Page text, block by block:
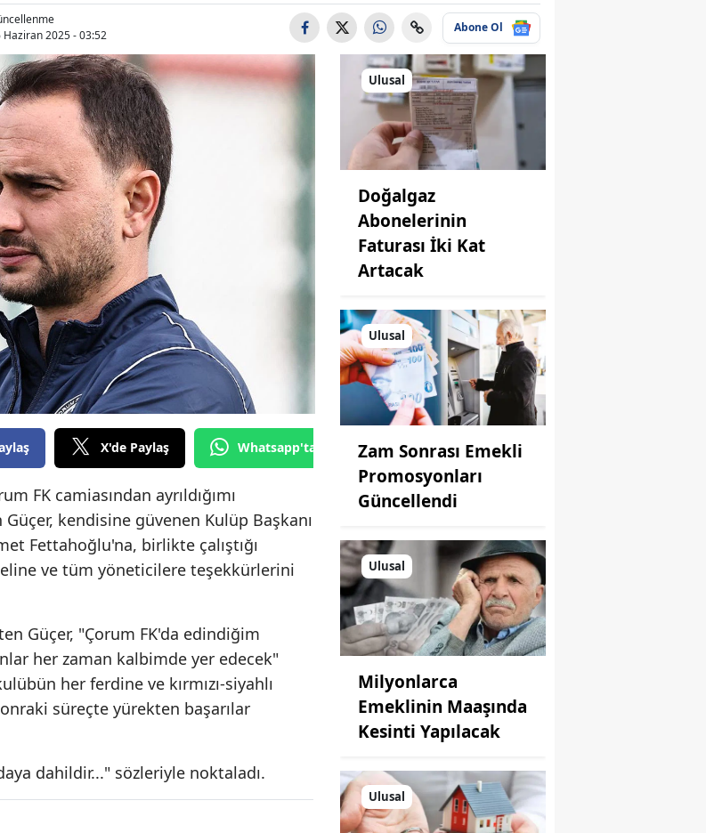
Bilecik
Bingöl
Çorum
Diyarbakır
Edirne
Elazığ
Erzincan
Erzurum
Gaziantep
Gümüşhane
Hatay
Haziran 2025 - 03:52
Abone Ol
X'de Paylaş Whatsapp'tan Gönder
FK camiasından ayrıldığımı
kendisine güvenen Kulüp Başkanı
Fettahoğlu'na, birlikte çalıştığı
ve tüm yöneticilere teşekkürlerini
Güçer, "Çorum FK'da edindiğim
her zaman kalbimde yer edecek"
her ferdine ve kırmızı-siyahlı
süreçte yürekten başarılar
dahildir..." sözleriyle noktaladı.
Ulusal
Doğalgaz
Abonelerinin
Faturası İki Kat
Artacak
Ulusal
Zam Sonrası Emekli
Promosyonları
Güncellendi
Ulusal
Milyonlarca
Emeklinin Maaşında
Kesinti Yapılacak
Ulusal